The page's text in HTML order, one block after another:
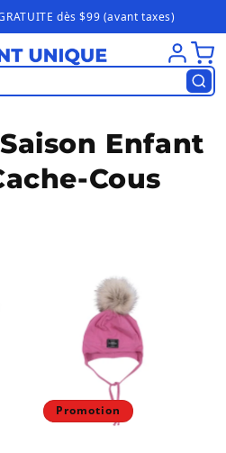
dès $99 (avant taxes)
Enfant
Cous
Promotion